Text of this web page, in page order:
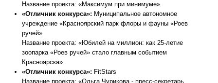
Название проекта: «Максимум при минимуме»
«Отличник конкурса»: Муниципальное автономное
учреждение «Красноярский парк флоры и фауны «Роев
ручей»
Название проекта: «Юбилей на миллион: как 25-летие
зоопарка «Роев ручей» стало главным событием
Красноярска»
«Отличник конкурса»: FitStars
Название проекта: «Ольга Чурикова - пресс-секретарь